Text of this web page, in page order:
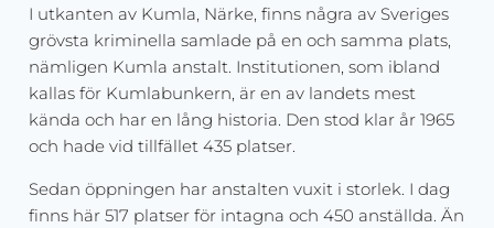
I utkanten av Kumla, Närke, finns några av Sveriges
grövsta kriminella samlade på en och samma plats,
nämligen Kumla anstalt. Institutionen, som ibland
kallas för Kumlabunkern, är en av landets mest
kända och har en lång historia. Den stod klar år 1965
och hade vid tillfället 435 platser.
Sedan öppningen har anstalten vuxit i storlek. I dag
finns här 517 platser för intagna och 450 anställda. Än